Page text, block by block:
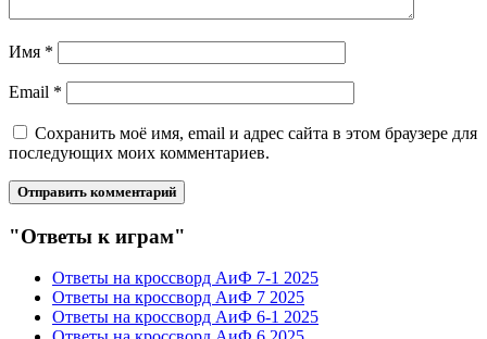
Имя *
Email *
Сохранить моё имя, email и адрес сайта в этом браузере для
последующих моих комментариев.
"Ответы к играм"
Ответы на кроссворд АиФ 7-1 2025
Ответы на кроссворд АиФ 7 2025
Ответы на кроссворд АиФ 6-1 2025